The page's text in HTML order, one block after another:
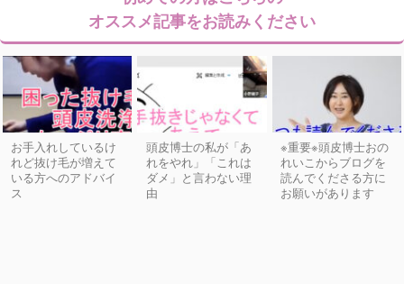
オススメ記事をお読みください
お手入れしているけ
れど抜け毛が増えて
いる方へのアドバイ
ス
頭皮博士の私が「あ
れをやれ」「これは
ダメ」と言わない理
由
※重要※頭皮博士おの
れいこからブログを
読んでくださる方に
お願いがあります